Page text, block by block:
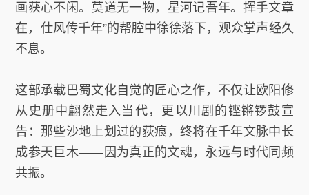
画获心不闲。莫道无一物，星河记吾年。挥手文章
在，仕风传千年”的帮腔中徐徐落下，观众掌声经久
不息。
这部承载巴蜀文化自觉的匠心之作，不仅让欧阳修
从史册中翩然走入当代，更以川剧的铿锵锣鼓宣
告：那些沙地上划过的荻痕，终将在千年文脉中长
成参天巨木——因为真正的文魂，永远与时代同频
共振。